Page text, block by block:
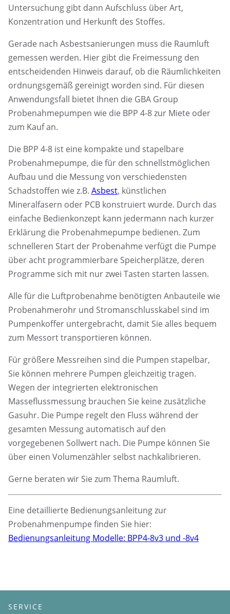
Untersuchung gibt dann Aufschluss über Art,
Konzentration und Herkunft des Stoffes.
Gerade nach Asbestsanierungen muss die Raumluft
gemessen werden. Hier gibt die Freimessung den
entscheidenden Hinweis darauf, ob die Räumlichkeiten
ordnungsgemäß gereinigt worden sind. Für diesen
Anwendungsfall bietet Ihnen die GBA Group
Probenahmepumpen wie die BPP 4-8 zur Miete oder
zum Kauf an.
Die BPP 4-8 ist eine kompakte und stapelbare
Probenahmepumpe, die für den schnellstmöglichen
Aufbau und die Messung von verschiedensten
Schadstoffen wie z.B. Asbest, künstlichen
Mineralfasern oder PCB konstruiert wurde. Durch das
einfache Bedienkonzept kann jedermann nach kurzer
Erklärung die Probenahmepumpe bedienen. Zum
schnelleren Start der Probenahme verfügt die Pumpe
über acht programmierbare Speicherplätze, deren
Programme sich mit nur zwei Tasten starten lassen.
Alle für die Luftprobenahme benötigten Anbauteile wie
Probenahmerohr und Stromanschlusskabel sind im
Pumpenkoffer untergebracht, damit Sie alles bequem
zum Messort transportieren können.
Für größere Messreihen sind die Pumpen stapelbar,
Sie können mehrere Pumpen gleichzeitig tragen.
Wegen der integrierten elektronischen
Masseflussmessung brauchen Sie keine zusätzliche
Gasuhr. Die Pumpe regelt den Fluss während der
gesamten Messung automatisch auf den
vorgegebenen Sollwert nach. Die Pumpe können Sie
über einen Volumenzähler selbst nachkalibrieren.
Gerne beraten wir Sie zum Thema Raumluft.
Eine detaillierte Bedienungsanleitung zur
Probenahmenpumpe finden Sie hier:
Bedienungsanleitung Modelle: BPP4-8v3 und -8v4
SERVICE